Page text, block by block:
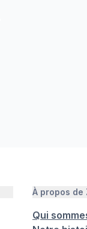
À propos de
Qui